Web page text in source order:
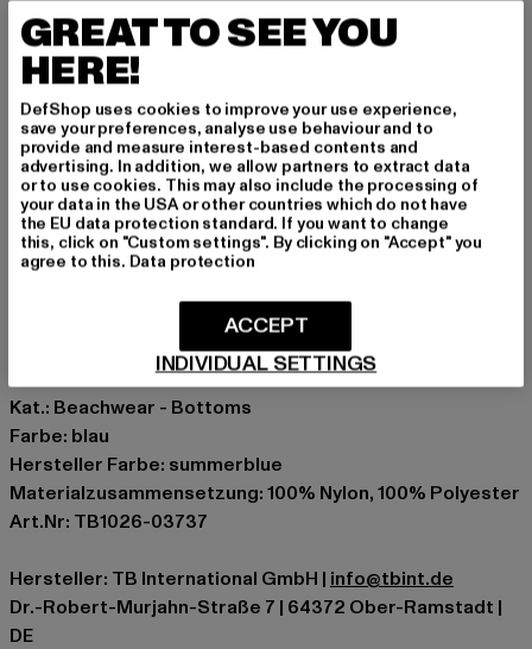
paar Runden schwimmst: Diese Badeshorts sitzen
immer perfekt und bieten dir uneingeschränkte
Bewegungsfreiheit. Ein unkomplizierter Fit, der sich mit
jedem T-Shirt oder Tanktop kombinieren lässt.
Klassische Shorts von Urban Classics
Kordelzug außen am elastischen Hosenbund
Seitliche Einschubtaschen
Logo-Patch am linken Hosenbein
Eingenähte Gesäßtasche mit Reißverschluss
Verschlussarten: Kordelzug
Marke: Urban Classics
Kat.: Beachwear - Bottoms
Farbe: blau
Hersteller Farbe: summerblue
Materialzusammensetzung: 100% Nylon, 100% Polyester
Art.Nr: TB1026-03737
Hersteller: TB International GmbH | info@tbint.de
Dr.-Robert-Murjahn-Straße 7 | 64372 Ober-Ramstadt |
DE
GREAT TO SEE YOU
HERE!
DefShop uses cookies to improve your use experience,
save your preferences, analyse use behaviour and to
provide and measure interest-based contents and
advertising. In addition, we allow partners to extract data
or to use cookies. This may also include the processing of
your data in the USA or other countries which do not have
the EU data protection standard. If you want to change
this, click on "Custom settings". By clicking on "Accept" you
agree to this. Data protection
INDIVIDUAL SETTINGS
ACCEPT